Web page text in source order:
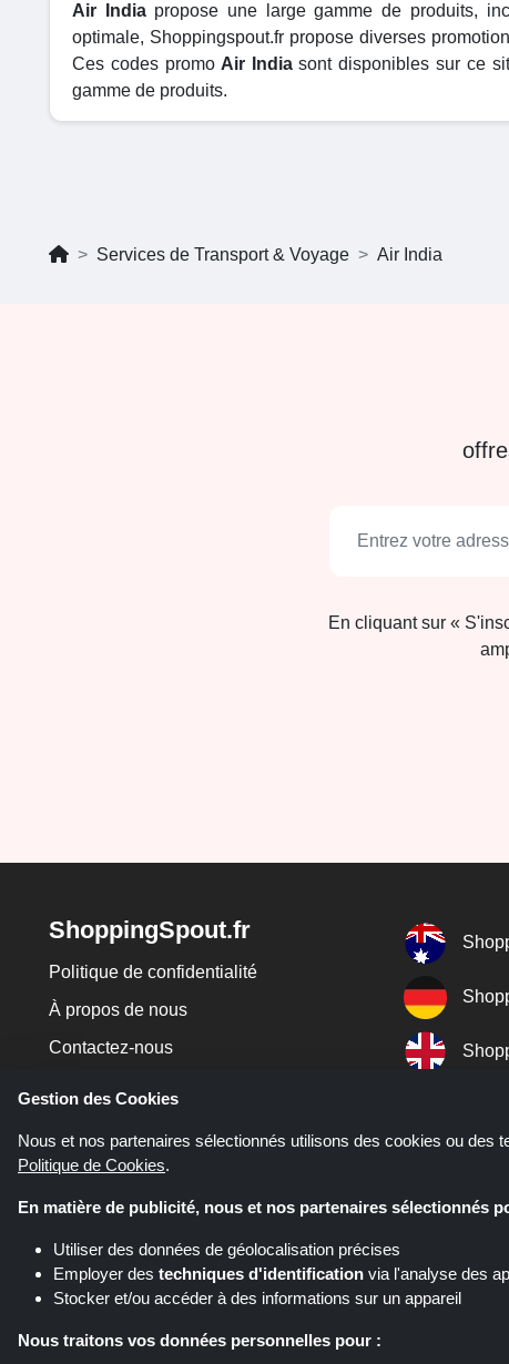
Air Indiapropose une large gamme de produits,
optimale, Shoppingspout.fr propose diverses
Ces codes promoAir Indiasont disponibles sur ce
gamme de produits.
Services de Transport & Voyage Air India
En cliquant sur «
ShoppingSpout.fr
Politique de confidentialité
À propos de nous
Contactez-nous
Si vous effectuez un achat après
Gestion des Cookies
Nous et nos partenaires sélectionnés utilisons des cookies ou
Politique de Cookies.
En matière de publicité, nous et nos partenaires sélectionnés
Utiliser des données de géolocalisation précises
Employer des techniques d'identification via l'analyse des
Stocker et/ou accéder à des informations sur un appareil
Nous traitons vos données personnelles pour :